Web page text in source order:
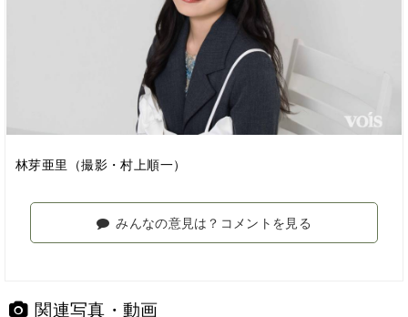
林芽亜里（撮影・村上順一）
みんなの意見は？コメントを見る
関連写真・動画